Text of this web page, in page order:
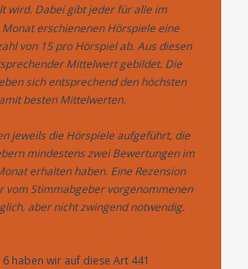
wird. Dabei gibt jeder für alle im
erschienenen Hörspiele eine
von 15 pro Hörspiel ab. Aus diesen
Mittelwert gebildet. Die
sich entsprechend den höchsten
besten Mittelwerten.
jeweils die Hörspiele aufgeführt, die
mindestens zwei Bewertungen im
erhalten haben. Eine Rezension
vom Stimmabgeber vorgenommenen
aber nicht zwingend notwendig.
haben wir auf diese Art 441